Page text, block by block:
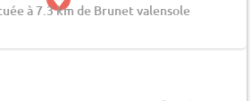
à 7.3 km de Brunet valensole